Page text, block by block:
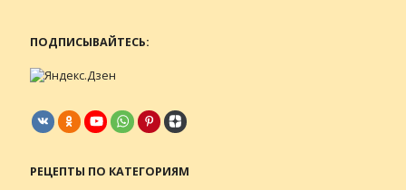
ПОДПИСЫВАЙТЕСЬ:
РЕЦЕПТЫ ПО КАТЕГОРИЯМ